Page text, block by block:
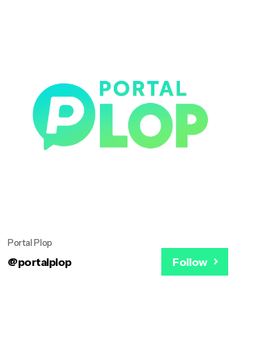
Portal Plop
@portalplop Follow